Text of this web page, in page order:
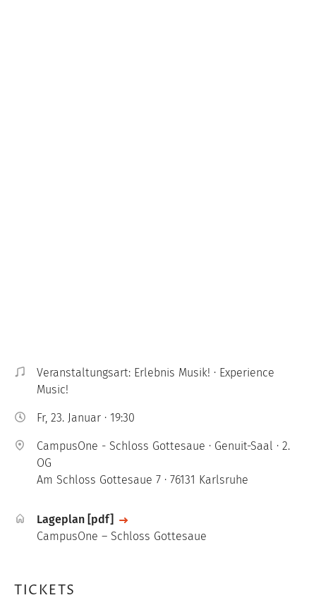
Veranstaltungsart: Erlebnis Musik! · Experience
Music!
Fr, 23. Januar · 19:30
CampusOne - Schloss Gottesaue · Genuit-Saal · 2.
OG
Am Schloss Gottesaue 7 · 76131 Karlsruhe
File
Lageplan [pdf]
CampusOne – Schloss Gottesaue
TICKETS